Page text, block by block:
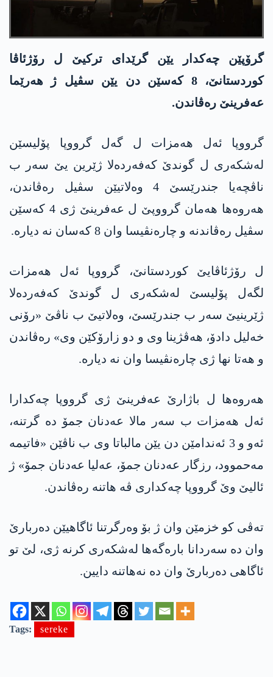
گرۆپێن چه‌كدار یێن گرێدای تركیێ ل رۆژئاڤا
كوردستانێ، 8 كه‌سێن دن یێن سڤیل ژ هه‌رێما
عه‌فرینێ ره‌ڤاندن.
گرووپا ئەل ھەمزات ل گەل گرووپا پۆلیسێن
لەشکەری ل گوندێ کەفەردەلا ژێرین یێ سەر ب
ناڤچەیا جندرێسێ 4 وەلاتیێن سڤیل رەڤاندن،
ھەروه‌ھا ھەمان گرووپێ ل عه‌فرینێ ژی 4 کەسێن
سڤیل رەڤاندنە و چاره‌نڤیسا وان 8 کەسان نە دیارە.
ل رۆژئاڤایێ کوردستانێ، گرووپا ئەل ھەمزات
لگەل پۆلیسێ لەشکەری ل گوندێ کەفەردەلا
ژێرینیێ سەر ب جندرێسێ، وەلاتیێ ب ناڤێ «رۆنی
خەلیل دادۆ، ھەڤژینا وی و دو زارۆکێن وی» رەڤاندن
و ھەتا نھا ژی چاره‌نڤیسا وان نە دیارە.
ھەروه‌ھا ل باژارێ عه‌فرینێ ژی گرووپا چەکدارا
ئەل ھەمزات ب سەر مالا عەدنان جمۆ دە گرتنە،
ئەو و 3 ئەندامێن دن یێن مالباتا وی ب ناڤێن «فاتیمە
مەحموود، رزگار عەدنان جمۆ، عەلیا عەدنان جمۆ» ژ
ئالیێ وێ گرووپا چەکداری ڤە ھاتنە رەڤاندن.
تەڤی کو خزمێن وان ژ بۆ وەرگرتنا ئاگاھیێن دەربارێ
وان دە سەردانا بارەگەھا لەشکەری کرنە ژی، لێ تو
ئاگاھی دەربارێ وان دە نەھاتنە دایین.
Tags: sereke